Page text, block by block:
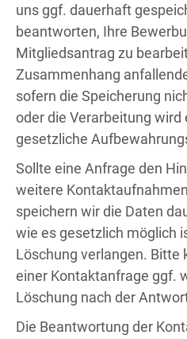
uns ggf. dauerhaft
beantworten, Ihre
Mitgliedsantrag zu
Zusammenhang
sofern die Speicherung
oder die Verarbeitung
gesetzliche
Sollte eine Anfrage den
weitere
speichern wir die Daten
wie es gesetzlich möglich
Löschung verlangen. Bitte
einer Kontaktanfrage ggf.
Löschung nach der
Die Beantwortung der